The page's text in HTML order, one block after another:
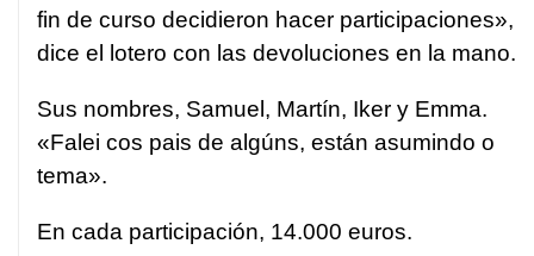
fin de curso decidieron hacer participaciones»,
dice el lotero con las devoluciones en la mano.
Sus nombres, Samuel, Martín, Iker y Emma.
«Falei cos pais de algúns, están asumindo o
tema».
En cada participación, 14.000 euros.